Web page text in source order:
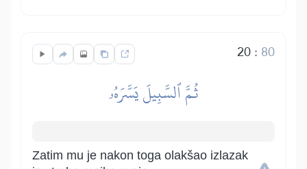
20: 80
ثُمَّ ٱلسَّبِيلَ يَسَّرَهُۥ
Zatim mu je nakon toga olakšao izlazak